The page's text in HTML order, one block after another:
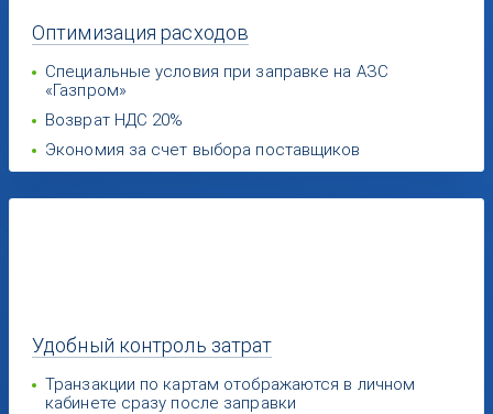
Оптимизациярасходов
Специальные условия при заправке на АЗС
«Газпром»
Возврат НДС 20%
Экономия за счет выбора поставщиков
Удобный контроль затрат
Транзакции по картам отображаются в личном
кабинете сразу после заправки